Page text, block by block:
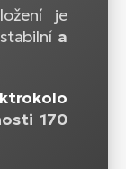
je
a
170